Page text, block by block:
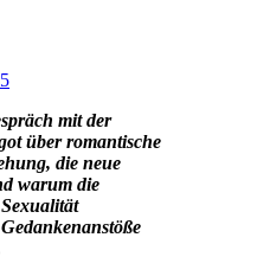
mit der
über romantische
die neue
warum die